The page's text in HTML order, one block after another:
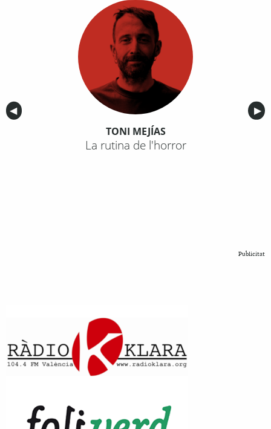
Anterior
◀︎ ▶︎
TONI MEJÍAS
La rutina de l'horror
Publicitat